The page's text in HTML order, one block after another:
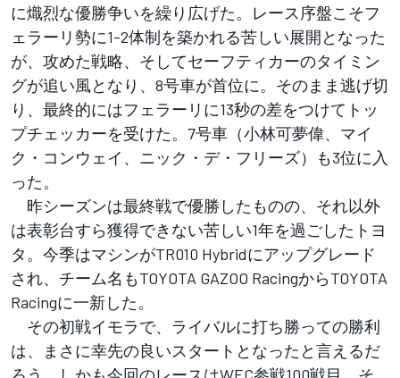
に熾烈な優勝争いを繰り広げた。レース序盤こそフ
ェラーリ勢に1-2体制を築かれる苦しい展開となった
が、攻めた戦略、そしてセーフティカーのタイミン
グが追い風となり、8号車が首位に。そのまま逃げ切
り、最終的にはフェラーリに13秒の差をつけてトッ
プチェッカーを受けた。7号車（小林可夢偉、マイ
ク・コンウェイ、ニック・デ・フリーズ）も3位に入
った。
昨シーズンは最終戦で優勝したものの、それ以外
は表彰台すら獲得できない苦しい1年を過ごしたトヨ
タ。今季はマシンがTR010 Hybridにアップグレード
され、チーム名もTOYOTA GAZOO RacingからTOYOTA
Racingに一新した。
その初戦イモラで、ライバルに打ち勝っての勝利
は、まさに幸先の良いスタートとなったと言えるだ